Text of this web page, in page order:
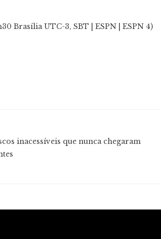
Brasília UTC-3, SBT | ESPN | ESPN 4)
inacessíveis que nunca chegaram